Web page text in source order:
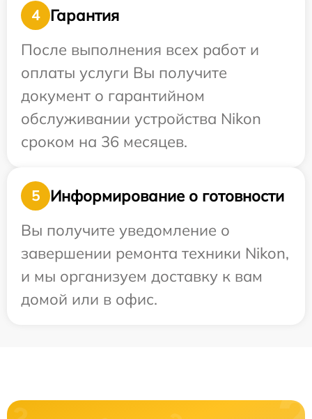
4
Гарантия
После выполнения всех работ и
оплаты услуги Вы получите
документ о гарантийном
обслуживании устройства Nikon
сроком на 36 месяцев.
5
Информирование о готовности
Вы получите уведомление о
завершении ремонта техники Nikon,
и мы организуем доставку к вам
домой или в офис.